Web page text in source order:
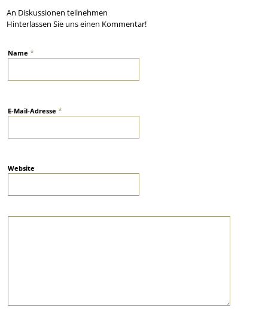
An Diskussionen teilnehmen
Hinterlassen Sie uns einen Kommentar!
Name*
E-Mail-Adresse*
Website